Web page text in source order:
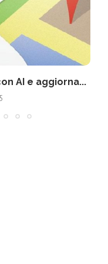
AI e aggiorna...